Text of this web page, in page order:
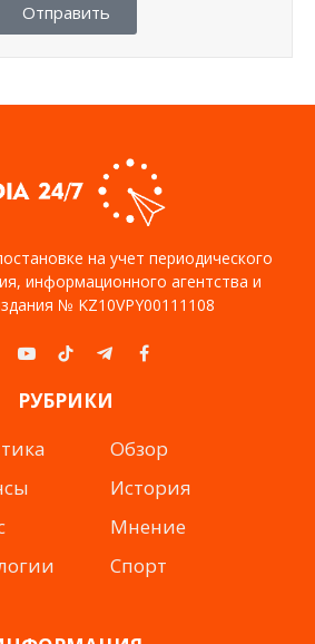
Отправить
на учет периодического
информационного агентства и
№ KZ10VPY00111108
YouTubeTikTokTelegramFacebook
РУБРИКИ
Обзор
История
Мнение
Спорт